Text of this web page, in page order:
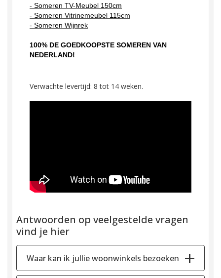
- Someren TV-Meubel 150cm
- Someren Vitrinemeubel 115cm
- Someren Wijnrek
100% DE GOEDKOOPSTE SOMEREN VAN
NEDERLAND!
Verwachte levertijd: 8 tot 14 weken.
Antwoorden op veelgestelde vragen
vind je hier
Waar kan ik jullie woonwinkels bezoeken